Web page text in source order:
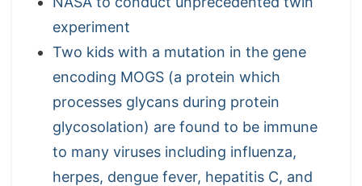
experiment
Two kids with a mutation in the gene
encoding MOGS (a protein which
processes glycans during protein
glycosolation) are found to be immune
to many viruses including influenza,
herpes, dengue fever, hepatitis C, and